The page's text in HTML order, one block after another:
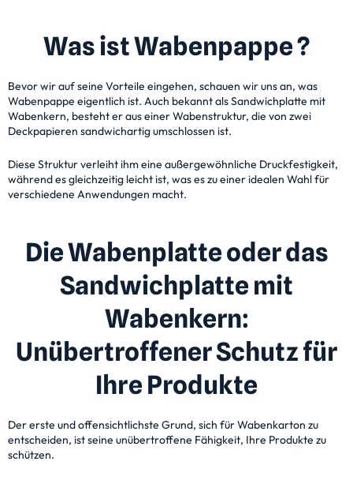
Was ist Wabenpappe ?
Bevor wir auf seine Vorteile eingehen, schauen wir uns an, was
Wabenpappe eigentlich ist. Auch bekannt als Sandwichplatte mit
Wabenkern, besteht er aus einer Wabenstruktur, die von zwei
Deckpapieren sandwichartig umschlossen ist.
Diese Struktur verleiht ihm eine außergewöhnliche Druckfestigkeit,
während es gleichzeitig leicht ist, was es zu einer idealen Wahl für
verschiedene Anwendungen macht.
Die Wabenplatte oder das
Sandwichplatte mit
Wabenkern:
Unübertroffener Schutz für
Ihre Produkte
Der erste und offensichtlichste Grund, sich für Wabenkarton zu
entscheiden, ist seine unübertroffene Fähigkeit, Ihre Produkte zu
schützen.